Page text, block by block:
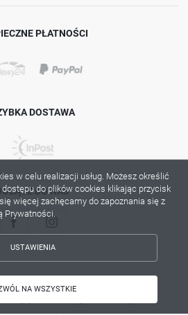
PŁATNOŚCI
DOSTAWA
DO NAS
by lama.com.pl
w celu realizacji usług. Możesz określić
do plików cookies klikając przycisk
więcej zachęcamy do zapoznania się z
Prywatności.
USTAWIENIA
NA WSZYSTKIE
NA WSZYSTKIE